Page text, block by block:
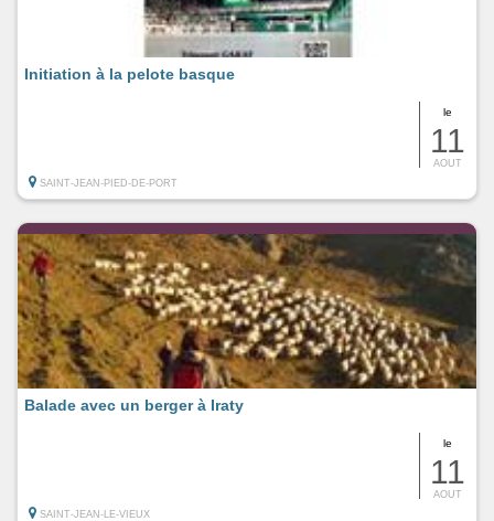
le
11
AOUT
Initiation à la pelote basque
SAINT-JEAN-PIED-DE-PORT
le
11
AOUT
Balade avec un berger à Iraty
SAINT-JEAN-LE-VIEUX